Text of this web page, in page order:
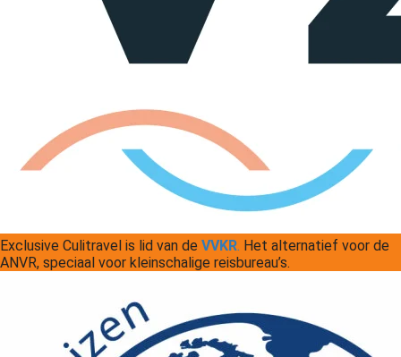
Exclusive Culitravel is lid van de VVKR. Het alternatief voor de
ANVR, speciaal voor kleinschalige reisbureau’s.